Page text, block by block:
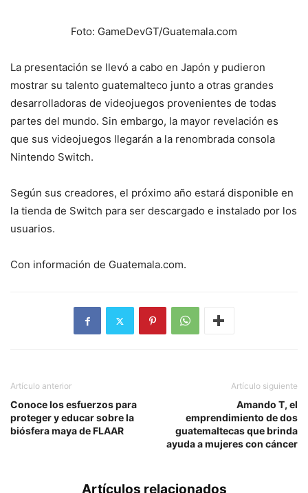
Foto: GameDevGT/Guatemala.com
La presentación se llevó a cabo en Japón y pudieron
mostrar su talento guatemalteco junto a otras grandes
desarrolladoras de videojuegos provenientes de todas
partes del mundo. Sin embargo, la mayor revelación es
que sus videojuegos llegarán a la renombrada consola
Nintendo Switch.
Según sus creadores, el próximo año estará disponible en
la tienda de Switch para ser descargado e instalado por los
usuarios.
Con información de Guatemala.com.
Artículo anterior
Conoce los esfuerzos para
proteger y educar sobre la
biósfera maya de FLAAR
Artículo siguiente
Amando T, el
emprendimiento de dos
guatemaltecas que brinda
ayuda a mujeres con cáncer
Artículos relacionados